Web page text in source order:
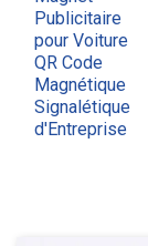
Publicitaire
pour Voiture
QR Code
Magnétique
Signalétique
d'Entreprise